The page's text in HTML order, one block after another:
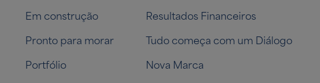
Em construção
Pronto para morar
Portfólio
Resultados Financeiros
Tudo começa com um Diálogo
Nova Marca